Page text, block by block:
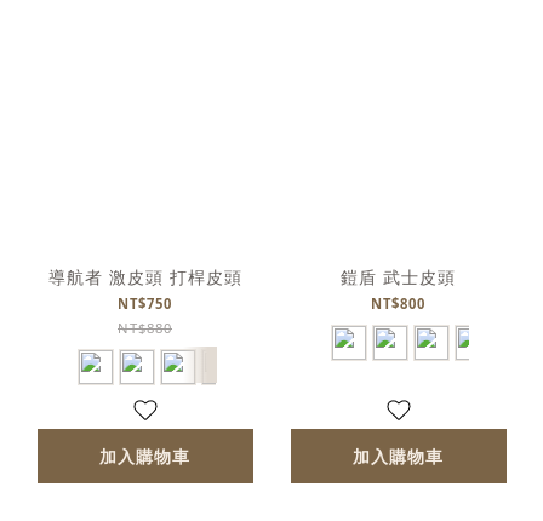
導航者 激皮頭 打桿皮頭
NT$750
NT$880
加入購物車
鎧盾 武士皮頭
NT$800
加入購物車